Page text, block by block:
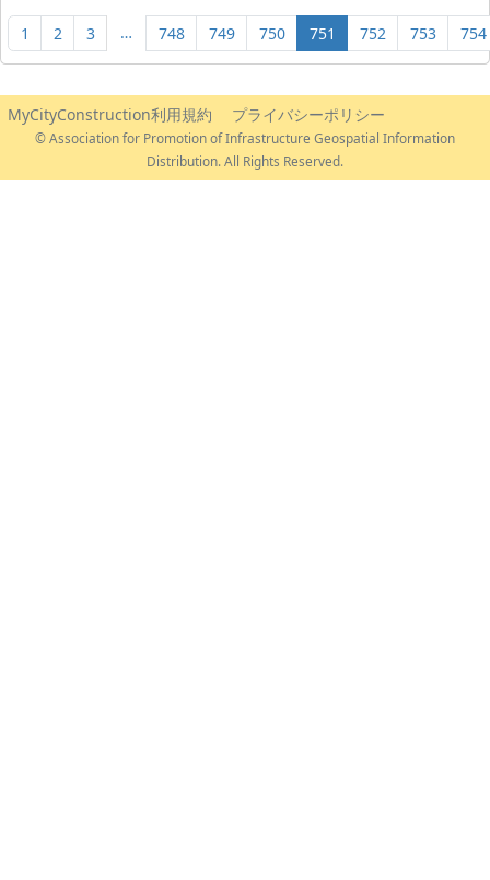
1 2 3 … 748 749 750 751 752 753 754
MyCityConstruction利用規約 プライバシーポリシー
© Association for Promotion of Infrastructure Geospatial Information
Distribution. All Rights Reserved.